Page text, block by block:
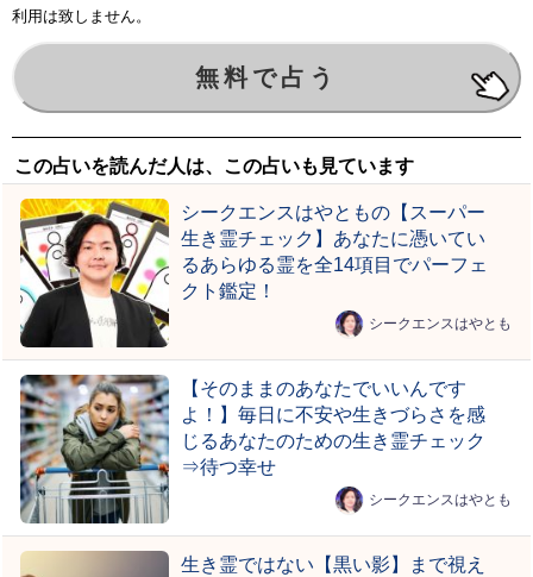
利用は致しません。
この占いを読んだ人は、この占いも見ています
シークエンスはやともの【スーパー
生き霊チェック】あなたに憑いてい
るあらゆる霊を全14項目でパーフェ
クト鑑定！
シークエンスはやとも
【そのままのあなたでいいんです
よ！】毎日に不安や生きづらさを感
じるあなたのための生き霊チェック
⇒待つ幸せ
シークエンスはやとも
生き霊ではない【黒い影】まで視え